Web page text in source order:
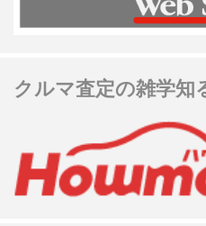
クルマ査定の雑学知